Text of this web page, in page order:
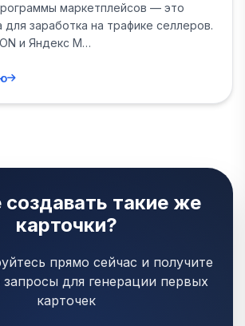
маркетплейсов — это
заработка на трафике селлеров.
и Яндекс М…
создавать такие же
карточки?
прямо сейчас и получите
запросы для генерации первых
карточек